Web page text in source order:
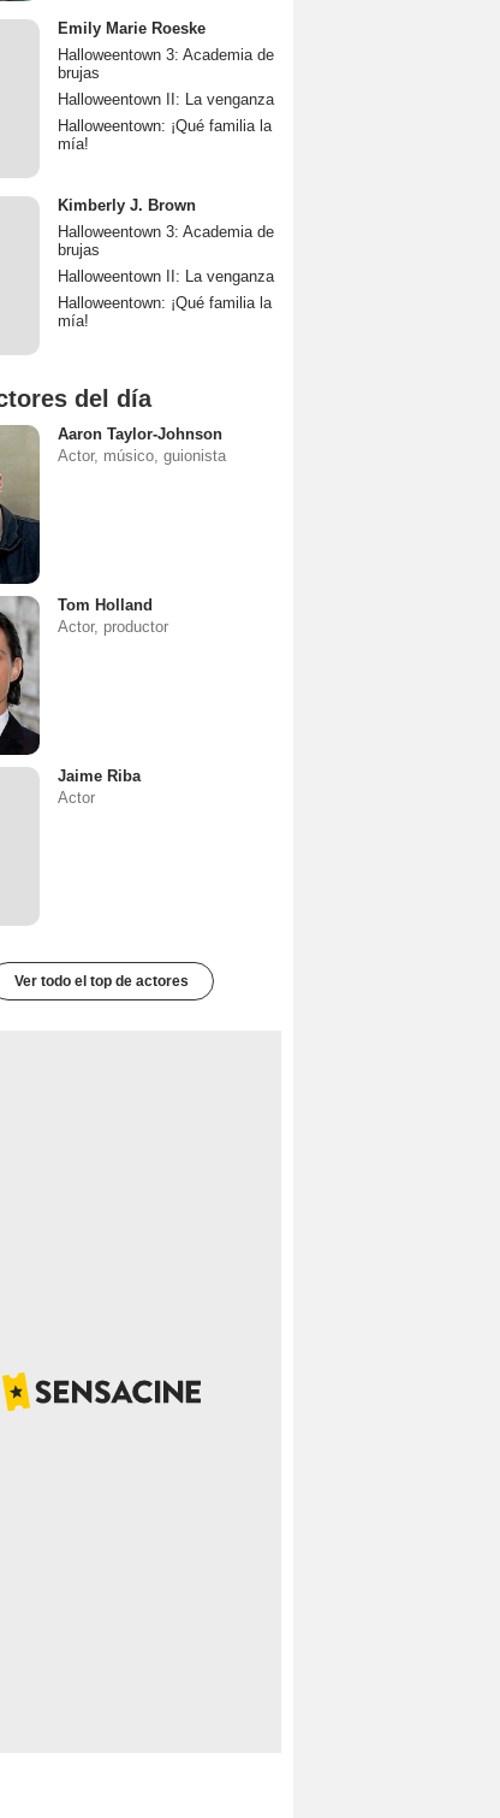
Emily Marie Roeske
Halloweentown 3: Academia de
brujas
Halloweentown II: La venganza
Halloweentown: ¡Qué familia la
mía!
Kimberly J. Brown
Halloweentown 3: Academia de
brujas
Halloweentown II: La venganza
Halloweentown: ¡Qué familia la
mía!
del día
Aaron Taylor-Johnson
Actor, músico, guionista
Tom Holland
Actor, productor
Jaime Riba
Actor
Ver todo el top de actores